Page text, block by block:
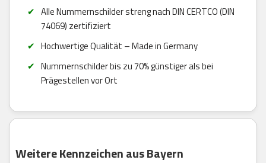
Alle Nummernschilder streng nach DIN CERTCO (DIN
74069) zertifiziert
Hochwertige Qualität – Made in Germany
Nummernschilder bis zu 70% günstiger als bei
Prägestellen vor Ort
Weitere Kennzeichen aus Bayern